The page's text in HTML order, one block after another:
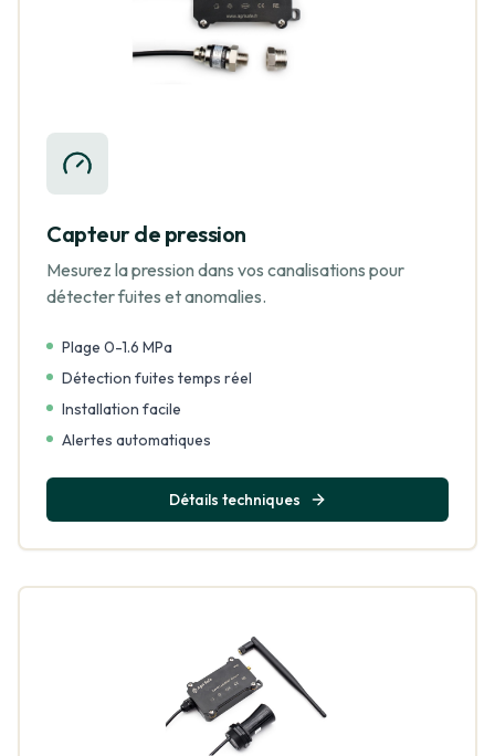
Capteur de pression
Mesurez la pression dans vos canalisations pour
détecter fuites et anomalies.
Plage 0-1.6 MPa
Détection fuites temps réel
Installation facile
Alertes automatiques
Détails techniques